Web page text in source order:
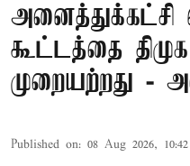
அனைத்துக்கட்சி
கூட்டத்தை
முறையற்றது -
Published on: 08 Aug 2026,